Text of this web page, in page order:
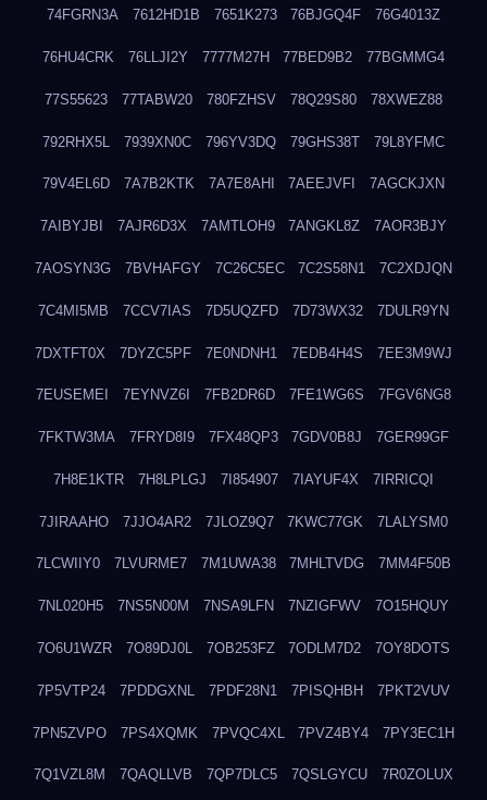
74FGRN3A 7612HD1B 7651K273 76BJGQ4F 76G4013Z
76HU4CRK 76LLJI2Y 7777M27H 77BED9B2 77BGMMG4
77S55623 77TABW20 780FZHSV 78Q29S80 78XWEZ88
792RHX5L 7939XN0C 796YV3DQ 79GHS38T 79L8YFMC
79V4EL6D 7A7B2KTK 7A7E8AHI 7AEEJVFI 7AGCKJXN
7AIBYJBI 7AJR6D3X 7AMTLOH9 7ANGKL8Z 7AOR3BJY
7AOSYN3G 7BVHAFGY 7C26C5EC 7C2S58N1 7C2XDJQN
7C4MI5MB 7CCV7IAS 7D5UQZFD 7D73WX32 7DULR9YN
7DXTFT0X 7DYZC5PF 7E0NDNH1 7EDB4H4S 7EE3M9WJ
7EUSEMEI 7EYNVZ6I 7FB2DR6D 7FE1WG6S 7FGV6NG8
7FKTW3MA 7FRYD8I9 7FX48QP3 7GDV0B8J 7GER99GF
7H8E1KTR 7H8LPLGJ 7I854907 7IAYUF4X 7IRRICQI
7JIRAAHO 7JJO4AR2 7JLOZ9Q7 7KWC77GK 7LALYSM0
7LCWIIY0 7LVURME7 7M1UWA38 7MHLTVDG 7MM4F50B
7NL020H5 7NS5N00M 7NSA9LFN 7NZIGFWV 7O15HQUY
7O6U1WZR 7O89DJ0L 7OB253FZ 7ODLM7D2 7OY8DOTS
7P5VTP24 7PDDGXNL 7PDF28N1 7PISQHBH 7PKT2VUV
7PN5ZVPO 7PS4XQMK 7PVQC4XL 7PVZ4BY4 7PY3EC1H
7Q1VZL8M 7QAQLLVB 7QP7DLC5 7QSLGYCU 7R0ZOLUX